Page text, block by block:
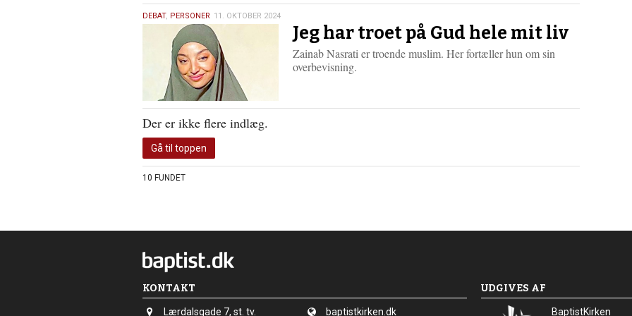
s
e
e
11.
oktober
DEBAT, PERSONER 11. OKTOBER 2024
Jeg har troet på Gud hele mit liv
Zainab Nasrati er troende muslim. Her fortæller hun om sin
overbevisning.
Der er ikke flere indlæg.
Gå til toppen
10 FUNDET
KONTAKT
Adresse:
Lærdalsgade 7, st. tv. baptistkirken.dk
UDGIVES AF
BaptistKirken